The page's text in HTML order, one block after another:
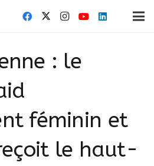
: le
féminin et
le haut-